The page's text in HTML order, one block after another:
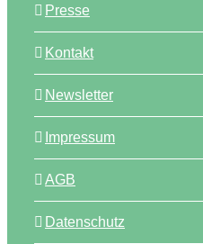
Presse
Kontakt
Newsletter
Impressum
AGB
Datenschutz